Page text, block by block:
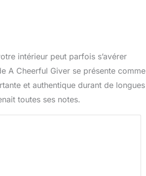
intérieur peut parfois s’avérer
A Cheerful Giver se présente comme
et authentique durant de longues
toutes ses notes.